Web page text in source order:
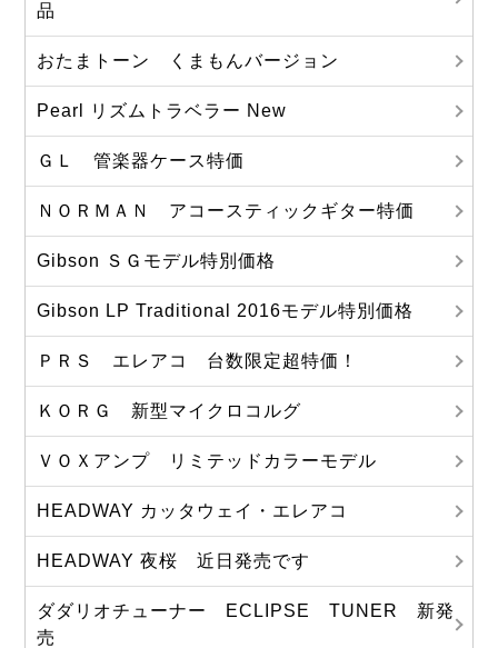
品
おたまトーン くまもんバージョン
Pearl リズムトラベラー New
ＧＬ 管楽器ケース特価
ＮＯＲＭＡＮ アコースティックギター特価
Gibson ＳＧモデル特別価格
Gibson LP Traditional 2016モデル特別価格
ＰＲＳ エレアコ 台数限定超特価！
ＫＯＲＧ 新型マイクロコルグ
ＶＯＸアンプ リミテッドカラーモデル
HEADWAY カッタウェイ・エレアコ
HEADWAY 夜桜 近日発売です
ダダリオチューナー ECLIPSE TUNER 新発
売